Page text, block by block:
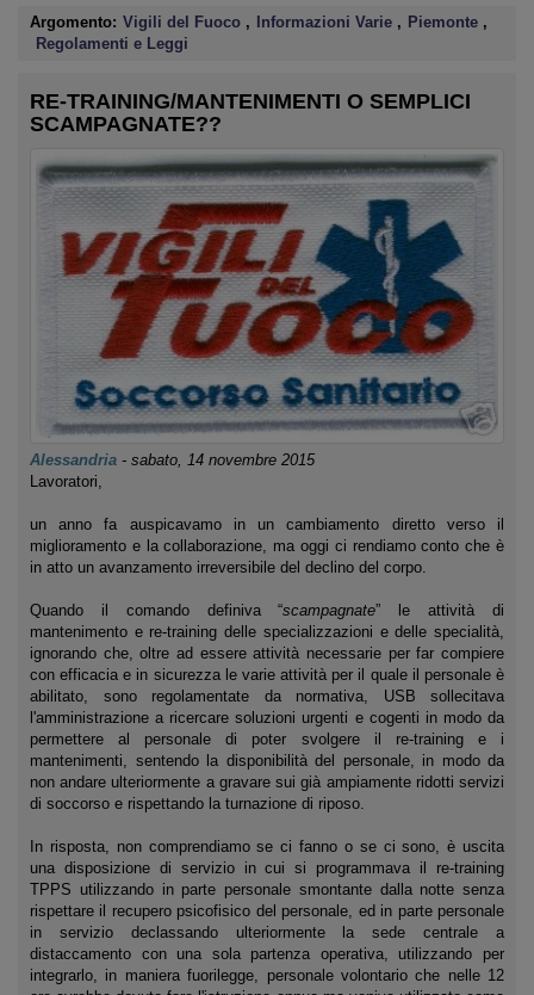
Argomento: Vigili del Fuoco , Informazioni Varie , Piemonte ,
Regolamenti e Leggi
RE-TRAINING/MANTENIMENTI O SEMPLICI
SCAMPAGNATE??
Alessandria - sabato, 14 novembre 2015
Lavoratori,
un anno fa auspicavamo in un cambiamento diretto verso il
miglioramento e la collaborazione, ma oggi ci rendiamo conto che è
in atto un avanzamento irreversibile del declino del corpo.
Quando il comando definiva “scampagnate” le attività di
mantenimento e re-training delle specializzazioni e delle specialità,
ignorando che, oltre ad essere attività necessarie per far compiere
con efficacia e in sicurezza le varie attività per il quale il personale è
abilitato, sono regolamentate da normativa, USB sollecitava
l'amministrazione a ricercare soluzioni urgenti e cogenti in modo da
permettere al personale di poter svolgere il re-training e i
mantenimenti, sentendo la disponibilità del personale, in modo da
non andare ulteriormente a gravare sui già ampiamente ridotti servizi
di soccorso e rispettando la turnazione di riposo.
In risposta, non comprendiamo se ci fanno o se ci sono, è uscita
una disposizione di servizio in cui si programmava il re-training
TPPS utilizzando in parte personale smontante dalla notte senza
rispettare il recupero psicofisico del personale, ed in parte personale
in servizio declassando ulteriormente la sede centrale a
distaccamento con una sola partenza operativa, utilizzando per
integrarlo, in maniera fuorilegge, personale volontario che nelle 12